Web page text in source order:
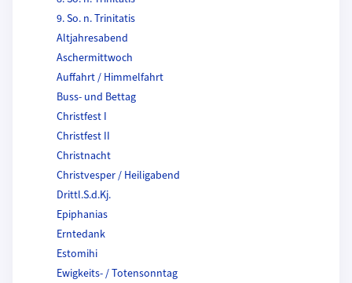
9. So. n. Trinitatis
Altjahresabend
Aschermittwoch
Auffahrt / Himmelfahrt
Buss- und Bettag
Christfest I
Christfest II
Christnacht
Christvesper / Heiligabend
Drittl.S.d.Kj.
Epiphanias
Erntedank
Estomihi
Ewigkeits- / Totensonntag